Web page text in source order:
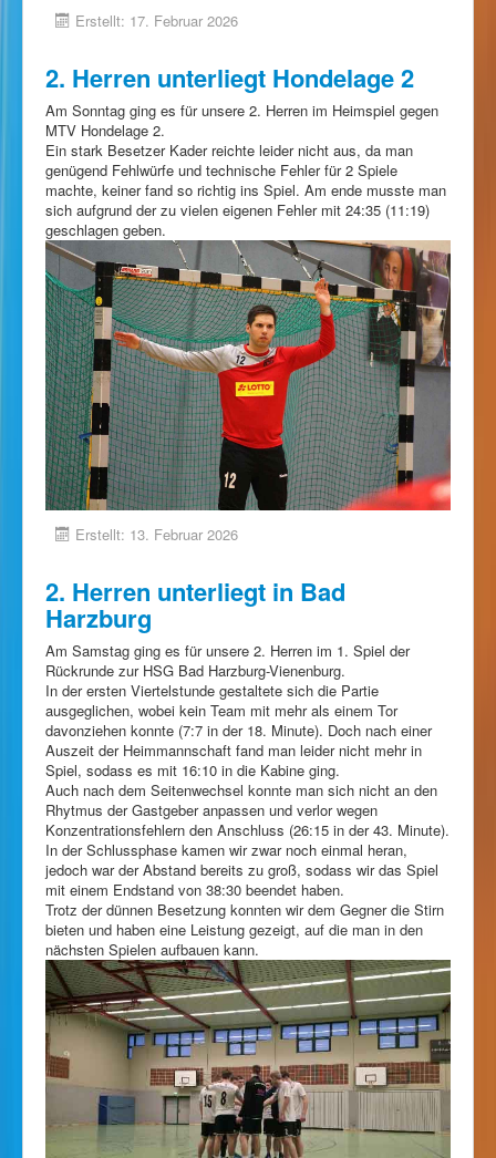
Erstellt: 17. Februar 2026
2. Herren unterliegt Hondelage 2
Am Sonntag ging es für unsere 2. Herren im Heimspiel gegen
MTV Hondelage 2.
Ein stark Besetzer Kader reichte leider nicht aus, da man
genügend Fehlwürfe und technische Fehler für 2 Spiele
machte, keiner fand so richtig ins Spiel. Am ende musste man
sich aufgrund der zu vielen eigenen Fehler mit 24:35 (11:19)
geschlagen geben.
Erstellt: 13. Februar 2026
2. Herren unterliegt in Bad
Harzburg
Am Samstag ging es für unsere 2. Herren im 1. Spiel der
Rückrunde zur HSG Bad Harzburg-Vienenburg.
In der ersten Viertelstunde gestaltete sich die Partie
ausgeglichen, wobei kein Team mit mehr als einem Tor
davonziehen konnte (7:7 in der 18. Minute). Doch nach einer
Auszeit der Heimmannschaft fand man leider nicht mehr in
Spiel, sodass es mit 16:10 in die Kabine ging.
Auch nach dem Seitenwechsel konnte man sich nicht an den
Rhytmus der Gastgeber anpassen und verlor wegen
Konzentrationsfehlern den Anschluss (26:15 in der 43. Minute).
In der Schlussphase kamen wir zwar noch einmal heran,
jedoch war der Abstand bereits zu groß, sodass wir das Spiel
mit einem Endstand von 38:30 beendet haben.
Trotz der dünnen Besetzung konnten wir dem Gegner die Stirn
bieten und haben eine Leistung gezeigt, auf die man in den
nächsten Spielen aufbauen kann.